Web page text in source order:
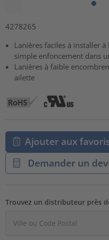
4278265
Lanières faciles à installer
simple enfoncement dans
Lanières à faible
ailette
Ajouter aux
Demander un
Trouvez un distributeur près